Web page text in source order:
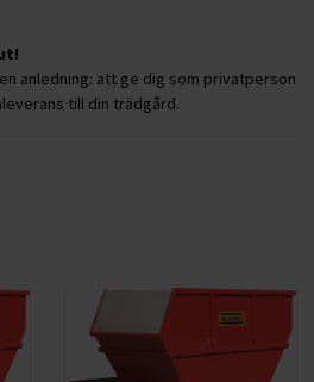
anledning: att ge dig som privatperson
till din trädgård.